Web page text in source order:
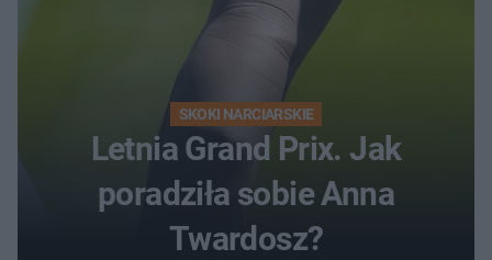
SKOKI NARCIARSKIE
Letnia Grand Prix. Jak
poradziła sobie Anna
Twardosz?